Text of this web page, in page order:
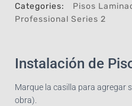
Categories: Pisos
Professional Series 2
Instalación de
Marque la casilla para agregar
obra).